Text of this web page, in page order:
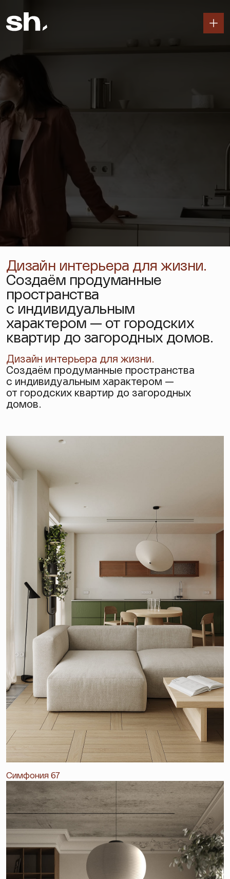
Дизайн интерьера для жизни.
Создаём продуманные
пространства
с индивидуальным
характером — от городских
квартир до загородных домов.
Дизайн интерьера для жизни.
Создаём продуманные пространства
с индивидуальным характером —
от городских квартир до загородных
домов.
Симфония 67